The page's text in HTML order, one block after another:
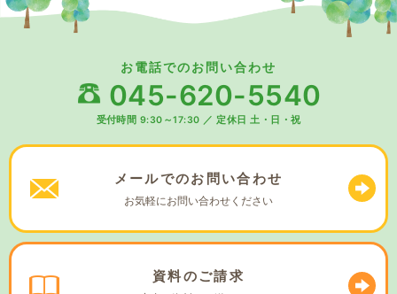
お電話でのお問い合わせ
045-620-5540
受付時間 9:30～17:30 ／ 定休日 土・日・祝
メールでのお問い合わせ
お気軽にお問い合わせください
資料のご請求